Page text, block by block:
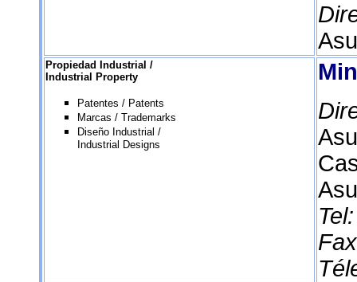
Propiedad Industrial /
Industrial Property
Patentes / Patents
Marcas / Trademarks
Diseño Industrial /
Industrial Designs
Tel: